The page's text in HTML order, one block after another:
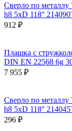
Сверло по
h8 5xD 118°
912 ₽
Плашка с
DIN EN 22568 6g
7 955 ₽
Сверло по
h8 5xD 118°
296 ₽